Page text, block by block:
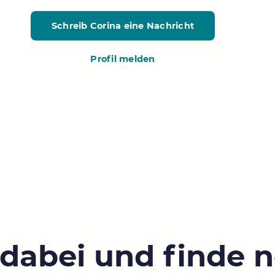
Schreib Corina eine Nachricht
Profil melden
und finde